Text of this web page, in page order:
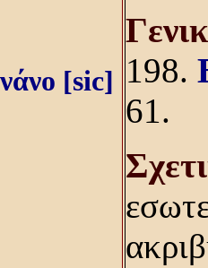
[sic] 198.
61.